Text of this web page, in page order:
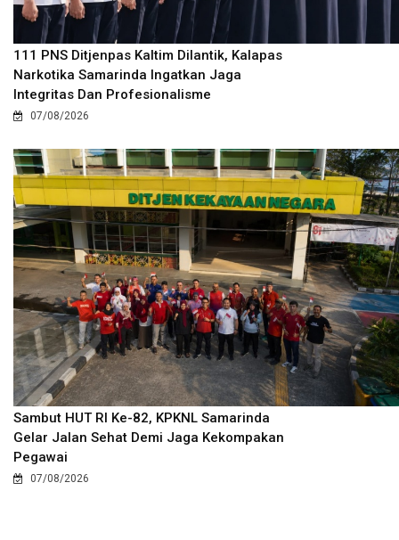
111 PNS Ditjenpas Kaltim Dilantik, Kalapas
Narkotika Samarinda Ingatkan Jaga
Integritas Dan Profesionalisme
07/08/2026
Sambut HUT RI Ke-82, KPKNL Samarinda
Gelar Jalan Sehat Demi Jaga Kekompakan
Pegawai
07/08/2026